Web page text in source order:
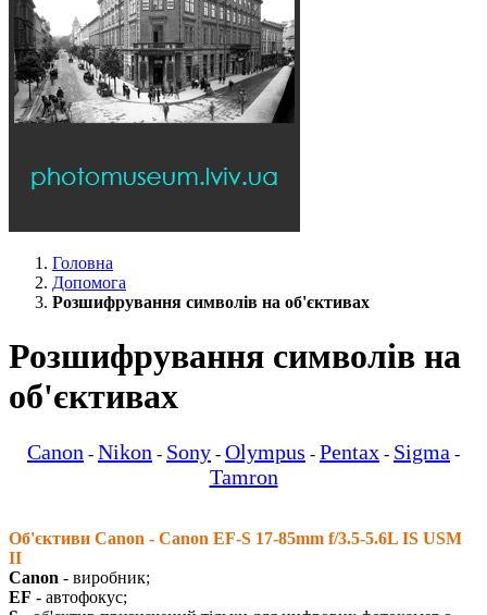
Головна
Допомога
Розшифрування символів на об'єктивах
Розшифрування символів на
об'єктивах
Canon - Nikon - Sony - Olympus - Pentax - Sigma -
Tamron
Об'єктиви Canon - Canon EF-S 17-85mm f/3.5-5.6L IS USM
II
Canon - виробник;
EF - автофокус;